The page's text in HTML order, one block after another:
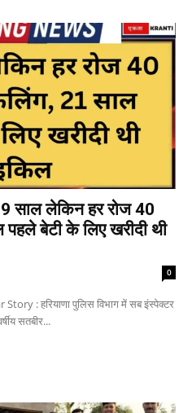
साल लेकिन हर रोज 40
बेटी के लिए खरीदी थी
0
: हरियाणा पुलिस विभाग में सब इंस्पेक्टर
सतबीर...